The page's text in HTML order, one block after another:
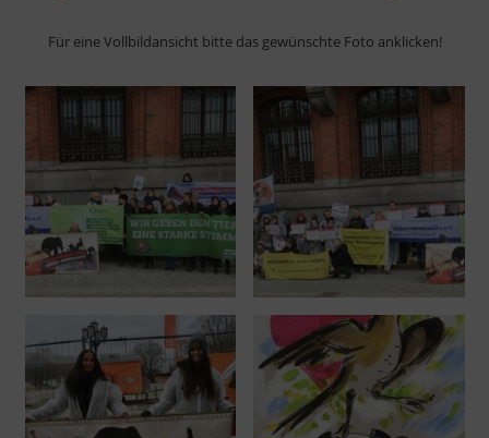
Für eine Vollbildansicht bitte das gewünschte Foto anklicken!